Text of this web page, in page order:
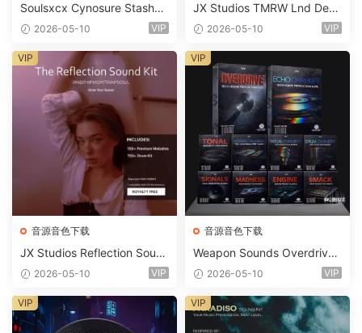
Soulsxcx Cynosure Stashkit
WAV MiDi FST-FANTASTiC
2026-05-10 VIP
JX Studios TMRW Lnd Dee
p And Tech House Sound Ki
ets-FANTASTiC
2026-05-10 VIP
音源音色下载
JX Studios Reflection Soun
d Kit WAV-FANTASTiC
2026-05-10 VIP
VIP
音源音色下载
Weapon Sounds Overdrive
x Echo Chamber Production
m 2 Presets-FANTASTiC
2026-05-10 VIP
VIP
VIP VIP